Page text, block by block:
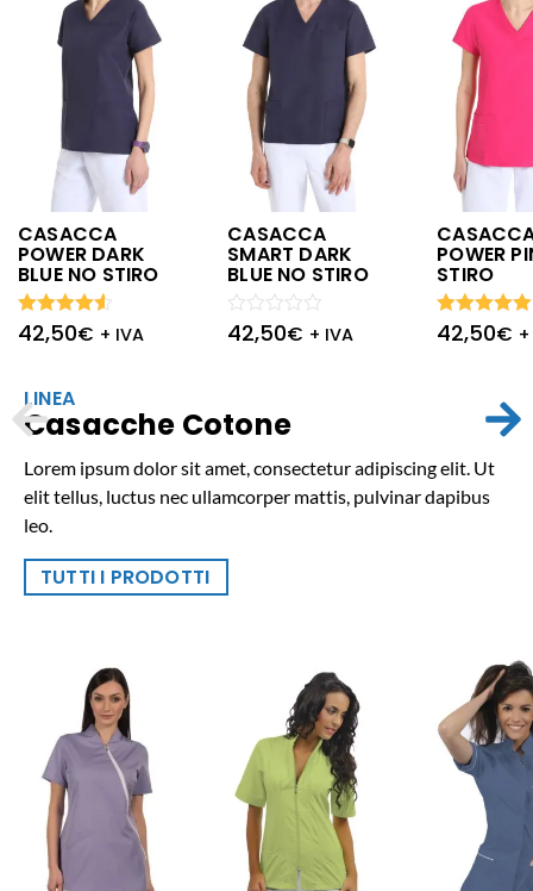
CASACCA
POWER DARK
BLUE NO STIRO
42,50€ + IVA
Valutato
4.50 su
CASACCA
SMART DARK
BLUE NO STIRO
42,50€ + IVA
Valutato
0
POWER
STIRO
42,50€
Valutato
5.00 su 5
LINEA
Casacche Cotone
Lorem ipsum dolor sit amet, consectetur adipiscing elit. Ut
elit tellus, luctus nec ullamcorper mattis, pulvinar dapibus
leo.
TUTTI I PRODOTTI